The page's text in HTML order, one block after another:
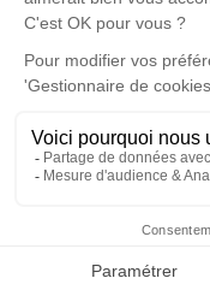
Faire-part
Un service de
disponible ici.
Cérémonie
Église de
23170